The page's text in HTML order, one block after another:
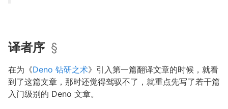
译者序 §
在为《Deno 钻研之术》引入第一篇翻译文章的时候，就看
到了这篇文章，那时还觉得驾驭不了，就重点先写了若干篇
入门级别的 Deno 文章。